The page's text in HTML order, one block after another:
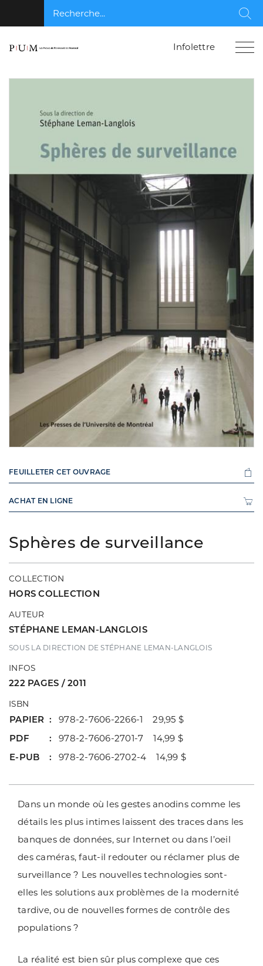
Recherche...
Infolettre
Sphères de surveillance
COLLECTION
HORS COLLECTION
AUTEUR
STÉPHANE LEMAN-LANGLOIS
SOUS LA DIRECTION DE STÉPHANE LEMAN-LANGLOIS
INFOS
222 PAGES / 2011
ISBN
PAPIER
978-2-7606-2266-1 29,95 $
PDF
978-2-7606-2701-7 14,99 $
E-PUB
978-2-7606-2702-4 14,99 $
Dans un monde où les gestes anodins comme les
détails les plus intimes laissent des traces dans les
banques de données, sur Internet ou dans l’oeil
des caméras, faut-il redouter ou réclamer plus de
surveillance ? Les nouvelles technologies sont-
elles les solutions aux problèmes de la modernité
tardive, ou de nouvelles formes de contrôle des
populations ?
La réalité est bien sûr plus complexe que ces
FEUILLETER CET OUVRAGE
ACHAT EN LIGNE